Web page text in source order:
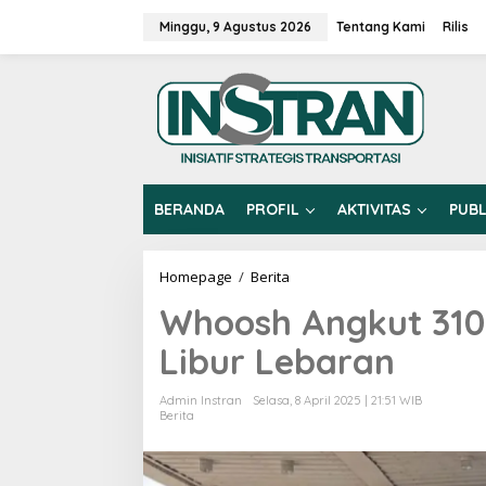
Minggu, 9 Agustus 2026 Tentang Kami Rilis
BERANDA PROFIL AKTIVITAS
Homepage / Berita
s
h
A
k
u
Whoosh Angkut
Libur Lebaran
Admin Instran
Selasa, 8 April 2025 | 21:51 WIB
Berita